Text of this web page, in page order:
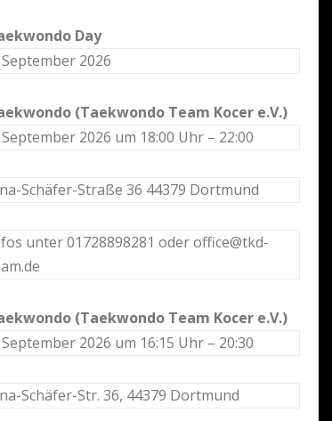
Day
September 2026
(Taekwondo Team Kocer e.V.)
September 2026 um 18:00 Uhr – 22:00
Schäfer-Straße 36 44379 Dortmund
unter 01728898281 oder office@tkd-
(Taekwondo Team Kocer e.V.)
September 2026 um 16:15 Uhr – 20:30
Schäfer-Str. 36, 44379 Dortmund